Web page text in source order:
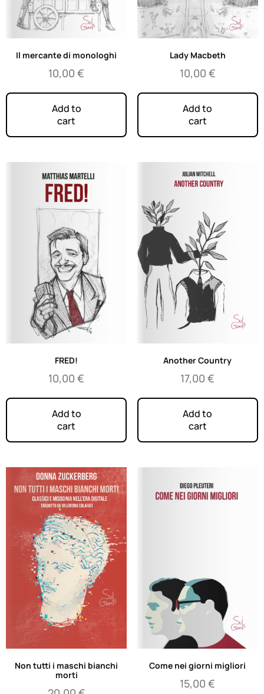
Il mercante di monologhi
10,00€
Add to
cart
Lady Macbeth
10,00 €
Add to
cart
FRED!
10,00€
Add to
cart
Another Country
17,00€
Add to
cart
Non tutti i maschi bianchi
morti
Come nei giorni migliori
15,00€